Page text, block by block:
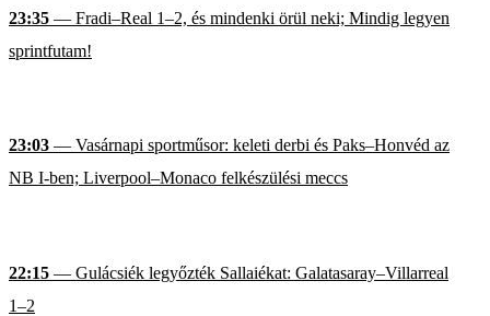
23:35 — Fradi–Real 1–2, és mindenki örül neki; Mindig legyen
sprintfutam!
23:03 — Vasárnapi sportműsor: keleti derbi és Paks–Honvéd az
NB I-ben; Liverpool–Monaco felkészülési meccs
22:15 — Gulácsiék legyőzték Sallaiékat: Galatasaray–Villarreal
1–2